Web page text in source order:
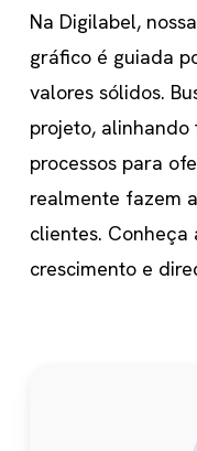
Na Digilabel,
gráfico é guiada
valores sólidos.
projeto, alinhando
processos para
realmente fazem
clientes. Conheça
crescimento e